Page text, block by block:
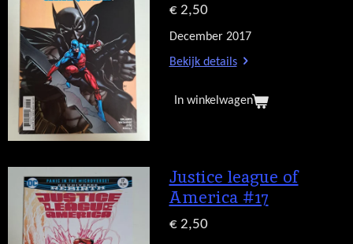
€ 2,50
December 2017
Bekijk details
In winkelwagen
Justice league of
America #17
€ 2,50